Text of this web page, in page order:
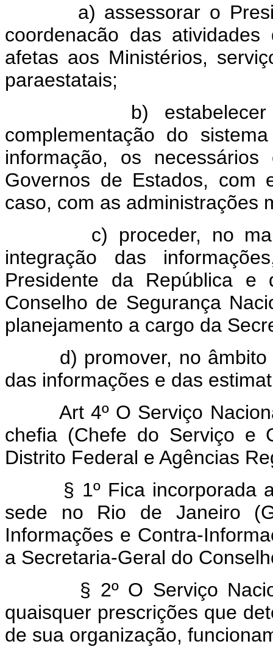
a) assessorar o
coordenacão das
afetas aos Ministérios,
paraestatais;
b) estabelecer e
complementação do
informação, os
Governos de Estados, com
caso, com as administrações
c) proceder, no mais
integração das
Presidente da República e
Conselho de Segurança
planejamento a cargo da
d) promover, no âmbito
das informações e das
Art 4º O Serviço
chefia (Chefe do Serviço e
Distrito Federal e Agências
§ 1º Fica incorporada
sede no Rio de Janeiro
Informações e Contra-
a Secretaria-Geral do
§ 2º O Serviço
quaisquer prescrições que
de sua organização,